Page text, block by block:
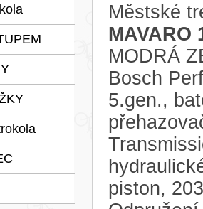
Městské
MAVARO
MODRÁ
Bosch
5.gen.,
piston,